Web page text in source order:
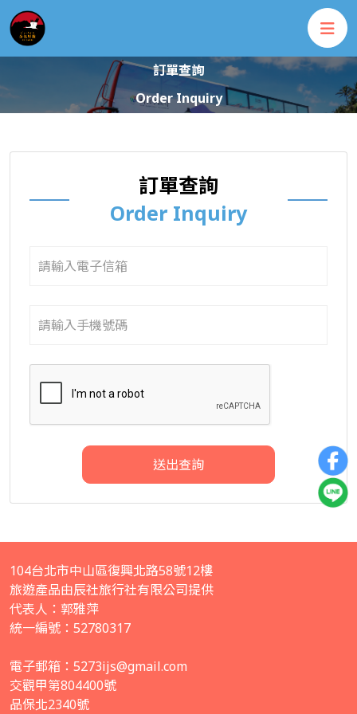
訂單查詢
Order Inquiry
訂單查詢
Order Inquiry
送出查詢
104台北市中山區復興北路58號12樓
旅遊產品由辰社旅行社有限公司提供
代表人：郭雅萍
統一編號：52780317
電子郵箱： 5273ijs@gmail.com
交觀甲第804400號
品保北2340號